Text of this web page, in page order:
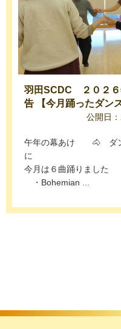
羽田SCDC ２０２６
告 【今月踊ったダンス
公開日
午年の幕あけ 🐴 ダン
に
今月は６曲踊りました
・Bohemian ...